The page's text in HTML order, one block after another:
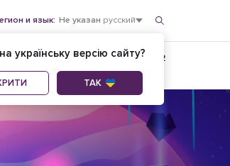
и язык: Не указан русский
37 +380734500182
ОБРАТНЫЙ ЗВОНОК
українську версію сайту?
ТАК